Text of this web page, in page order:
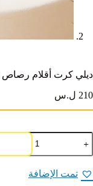
ديلي كرت أقلام رصاص 10 مع ممحاة HC152-HB
210 ل.س
كمية
ديلي
كرت
أقلام
رصاص
تمت الإضافة